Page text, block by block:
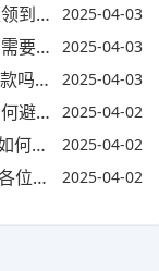
么看? 2025-04-03
色转换) 2025-04-03
游戏) 2025-04-03
真的吗? 2025-04-02
软件) 2025-04-02
英雄) 2025-04-02